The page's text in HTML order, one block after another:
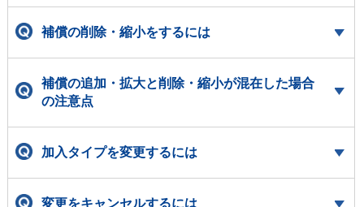
補償の削除・縮小をするには
補償の追加・拡大と削除・縮小が混在した場合
の注意点
加入タイプを変更するには
変更をキャンセルするには